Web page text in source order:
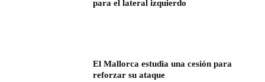
para el lateral izquierdo
El Mallorca estudia una cesión para
reforzar su ataque